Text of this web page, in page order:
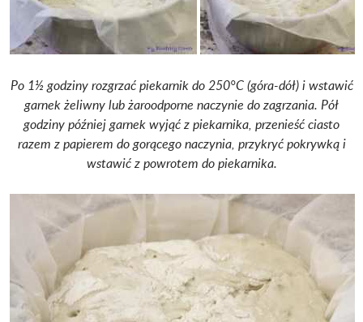
Po 1½ godziny rozgrzać piekarnik do 250°C (góra-dół) i wstawić
garnek żeliwny lub żaroodporne naczynie do zagrzania. Pół
godziny później garnek wyjąć z piekarnika, przenieść ciasto
razem z papierem do gorącego naczynia, przykryć pokrywką i
wstawić z powrotem do piekarnika.